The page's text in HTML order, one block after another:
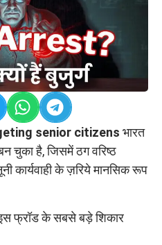
senior citizens भारत
चुका है, जिसमें ठग वरिष्ठ
कार्यवाही के ज़रिये मानसिक रूप
फ्रॉड के सबसे बड़े शिकार